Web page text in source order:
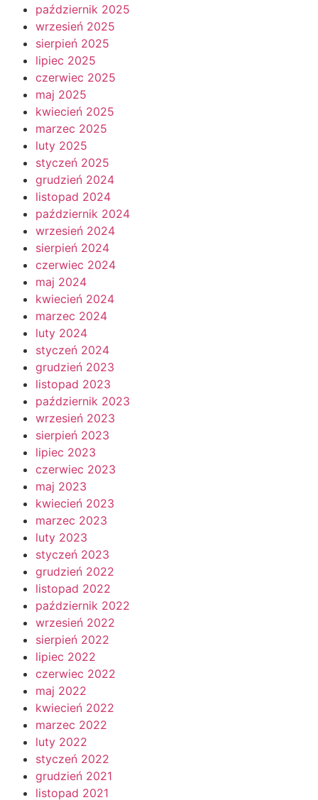
październik 2025
wrzesień 2025
sierpień 2025
lipiec 2025
czerwiec 2025
maj 2025
kwiecień 2025
marzec 2025
luty 2025
styczeń 2025
grudzień 2024
listopad 2024
październik 2024
wrzesień 2024
sierpień 2024
czerwiec 2024
maj 2024
kwiecień 2024
marzec 2024
luty 2024
styczeń 2024
grudzień 2023
listopad 2023
październik 2023
wrzesień 2023
sierpień 2023
lipiec 2023
czerwiec 2023
maj 2023
kwiecień 2023
marzec 2023
luty 2023
styczeń 2023
grudzień 2022
listopad 2022
październik 2022
wrzesień 2022
sierpień 2022
lipiec 2022
czerwiec 2022
maj 2022
kwiecień 2022
marzec 2022
luty 2022
styczeń 2022
grudzień 2021
listopad 2021